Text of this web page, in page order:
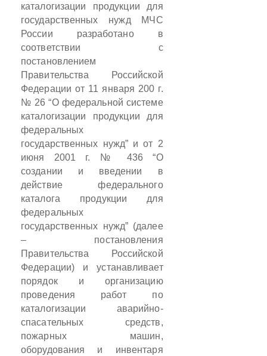
каталогизации продукции для
государственных нужд МЧС
России разработано в
соответствии с
постановлением
Правительства Российской
Федерации от 11 января 200 г.
№ 26 “О федеральной системе
каталогизации продукции для
федеральных
государственных нужд” и от 2
июня 2001 г. № 436 “О
создании и введении в
действие федерального
каталога продукции для
федеральных
государственных нужд” (далее
– постановления
Правительства Российской
Федерации) и устанавливает
порядок и организацию
проведения работ по
каталогизации аварийно-
спасательных средств,
пожарных машин,
оборудования и инвентаря